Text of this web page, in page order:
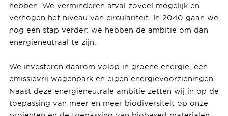
hebben. We verminderen afval zoveel mogelijk en
verhogen het niveau van circulariteit. In 2040 gaan we
nog een stap verder: we hebben de ambitie om dan
energieneutraal te zijn.
We investeren daarom volop in groene energie, een
emissievrij wagenpark en eigen energievoorzieningen.
Naast deze energieneutrale ambitie zetten wij in op de
toepassing van meer en meer biodiversiteit op onze